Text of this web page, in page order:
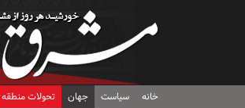
خانه سیاست جهان تحولات منطقه